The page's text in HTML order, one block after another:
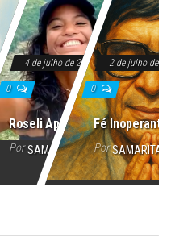
4 de julho de 2025
0
Roseli Aparecida
Por SAMARITANOS
2 de julho de
0
Fé Inoperante
Por